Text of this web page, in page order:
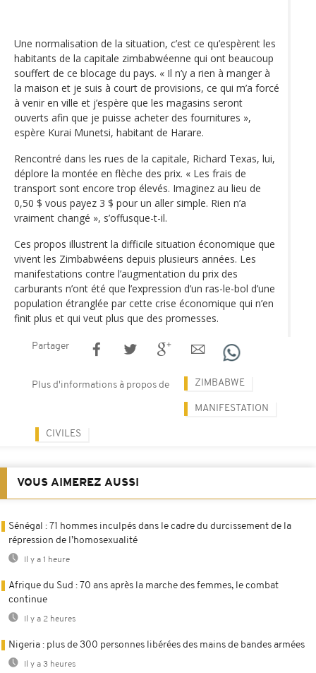
Une normalisation de la situation, c’est ce qu’espèrent les
habitants de la capitale zimbabwéenne qui ont beaucoup
souffert de ce blocage du pays. « Il n’y a rien à manger à
la maison et je suis à court de provisions, ce qui m’a forcé
à venir en ville et j’espère que les magasins seront
ouverts afin que je puisse acheter des fournitures »,
espère Kurai Munetsi, habitant de Harare.
Rencontré dans les rues de la capitale, Richard Texas, lui,
déplore la montée en flèche des prix. « Les frais de
transport sont encore trop élevés. Imaginez au lieu de
0,50 $ vous payez 3 $ pour un aller simple. Rien n’a
vraiment changé », s’offusque-t-il.
Ces propos illustrent la difficile situation économique que
vivent les Zimbabwéens depuis plusieurs années. Les
manifestations contre l’augmentation du prix des
carburants n’ont été que l’expression d’un ras-le-bol d’une
population étranglée par cette crise économique qui n’en
finit plus et qui veut plus que des promesses.
Partager
Plus d'informations à propos de ZIMBABWE
MANIFESTATION
CIVILES
VOUS AIMEREZ AUSSI
Sénégal : 71 hommes inculpés dans le cadre du durcissement de la
répression de l’homosexualité
Il y a 1 heure
Afrique du Sud : 70 ans après la marche des femmes, le combat
continue
Il y a 2 heures
Nigeria : plus de 300 personnes libérées des mains de bandes armées
Il y a 3 heures